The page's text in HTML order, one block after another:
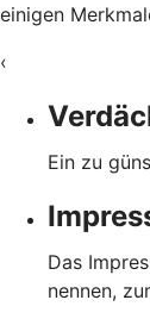
einigen
‹
Ein zu
Das
nennen,